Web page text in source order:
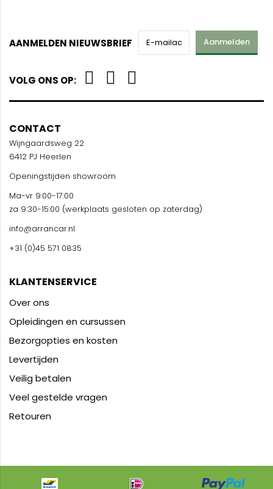
AANMELDEN NIEUWSBRIEF Aanmelden
VOLG ONS OP:
CONTACT
Wijngaardsweg 22
6412 PJ Heerlen
Openingstijden showroom
Ma-vr 9:00-17:00
za 9:30-15:00 (werkplaats gesloten op zaterdag)
info@arrancar.nl
+31 (0)45 571 0835
KLANTENSERVICE
Over ons
Opleidingen en cursussen
Bezorgopties en kosten
Levertijden
Veilig betalen
Veel gestelde vragen
Retouren